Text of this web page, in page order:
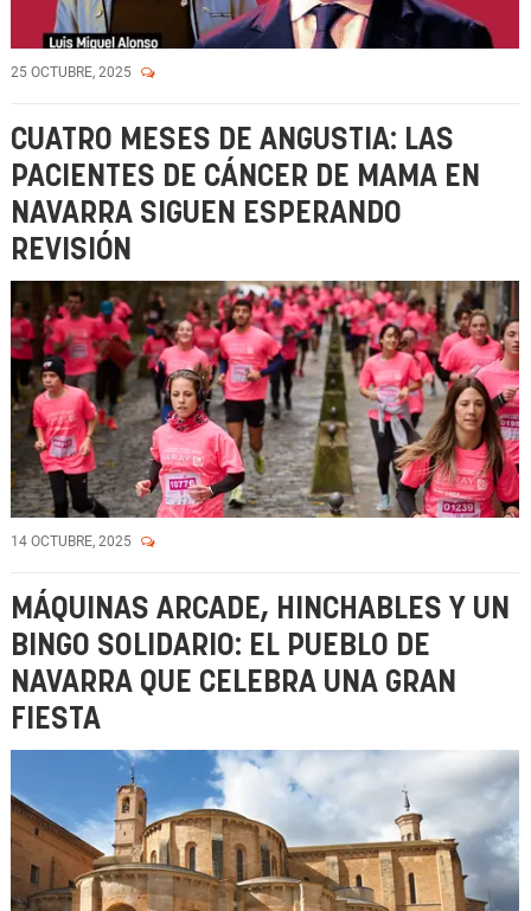
25 OCTUBRE, 2025
CUATRO MESES DE ANGUSTIA: LAS
PACIENTES DE CÁNCER DE MAMA EN
NAVARRA SIGUEN ESPERANDO
REVISIÓN
14 OCTUBRE, 2025
MÁQUINAS ARCADE, HINCHABLES Y UN
BINGO SOLIDARIO: EL PUEBLO DE
NAVARRA QUE CELEBRA UNA GRAN
FIESTA